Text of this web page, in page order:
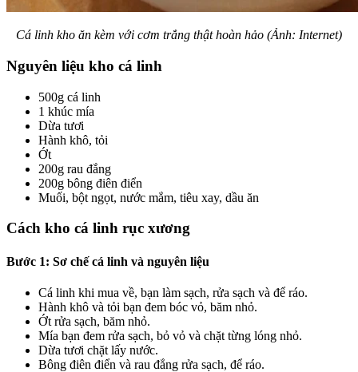
Cá linh kho ăn kèm với cơm trắng thật hoàn hảo (Ảnh: Internet)
Nguyên liệu kho cá linh
500g cá linh
1 khúc mía
Dừa tươi
Hành khô, tỏi
Ớt
200g rau đắng
200g bông điên điển
Muối, bột ngọt, nước mắm, tiêu xay, dầu ăn
Cách kho cá linh rục xương
Bước 1: Sơ chế cá linh và nguyên liệu
Cá linh khi mua về, bạn làm sạch, rửa sạch và để ráo.
Hành khô và tỏi bạn đem bóc vỏ, băm nhỏ.
Ớt rửa sạch, băm nhỏ.
Mía bạn đem rửa sạch, bỏ vỏ và chặt từng lóng nhỏ.
Dừa tươi chặt lấy nước.
Bông điên điển và rau đắng rửa sạch, để ráo.